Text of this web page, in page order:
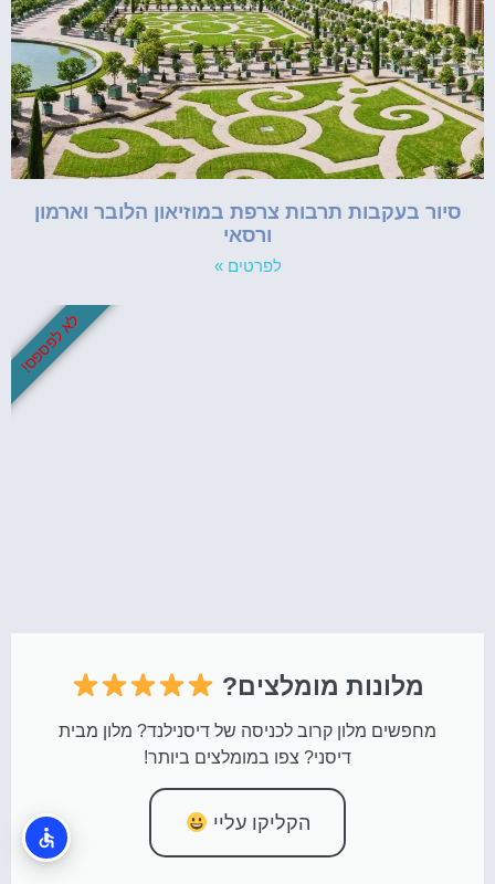
סיור בעקבות תרבות צרפת במוזיאון הלובר וארמון
ורסאי
לפרטים »
מלונות מומלצים?
מחפשים מלון קרוב לכניסה של דיסנילנד? מלון מבית
דיסני? צפו במומלצים ביותר!
הקליקו עליי
לא לפספס!